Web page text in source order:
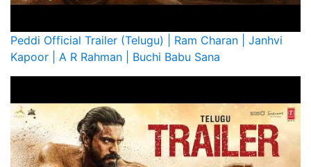
Peddi Official Trailer (Telugu) | Ram Charan | Janhvi
Kapoor | A R Rahman | Buchi Babu Sana